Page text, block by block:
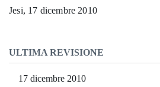
Jesi, 17 dicembre 2010
ULTIMA REVISIONE
17 dicembre 2010